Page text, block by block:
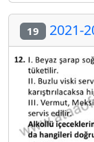
19 2021-